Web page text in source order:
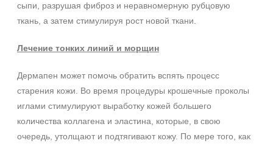
сыпи, разрушая фиброз и неравномерную рубцовую
ткань, а затем стимулируя рост новой ткани.
Лечение тонких линий и морщин
Дермапен может помочь обратить вспять процесс
старения кожи. Во время процедуры крошечные проколы
иглами стимулируют выработку кожей большего
количества коллагена и эластина, которые, в свою
очередь, утолщают и подтягивают кожу. По мере того, как